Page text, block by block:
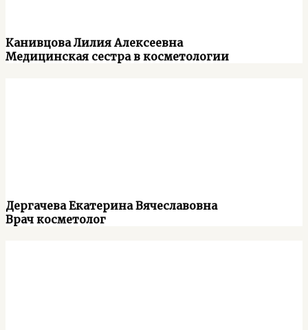
Канивцова Лилия Алексеевна
Медицинская сестра в косметологии
Дергачева Екатерина Вячеславовна
Врач косметолог